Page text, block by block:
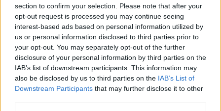
section to confirm your selection. Please note that after your
opt-out request is processed you may continue seeing
interest-based ads based on personal information utilized by
us or personal information disclosed to third parties prior to
your opt-out. You may separately opt-out of the further
disclosure of your personal information by third parties on the
IAB’s list of downstream participants. This information may
also be disclosed by us to third parties on the IAB’s List of
Downstream Participants that may further disclose it to other